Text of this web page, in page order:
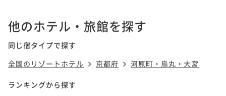
他のホテル・旅館を探す
同じ宿タイプで探す
全国のリゾートホテル
京都府 河原町・烏丸・大宮
ランキングから探す